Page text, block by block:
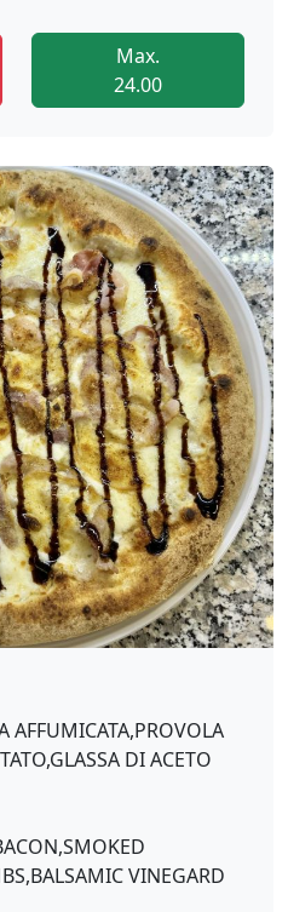
Max.
24.00
AFFUMICATA,PROVOLA
DI ACETO
VINEGARD